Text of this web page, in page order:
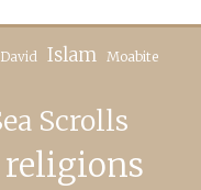
David Islam Moabite
Scrolls
religions